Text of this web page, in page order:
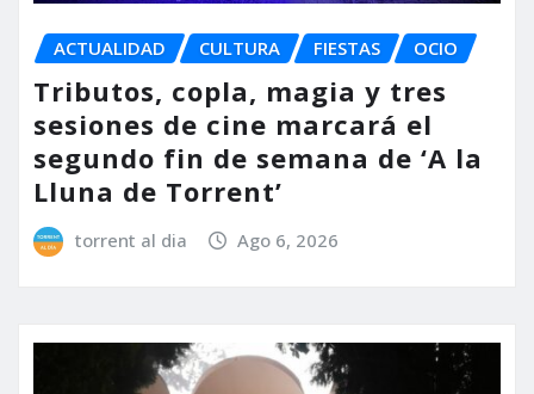
ACTUALIDAD CULTURA FIESTAS OCIO
Tributos, copla, magia y tres
sesiones de cine marcará el
segundo fin de semana de ‘A la
Lluna de Torrent’
torrent al dia Ago 6, 2026